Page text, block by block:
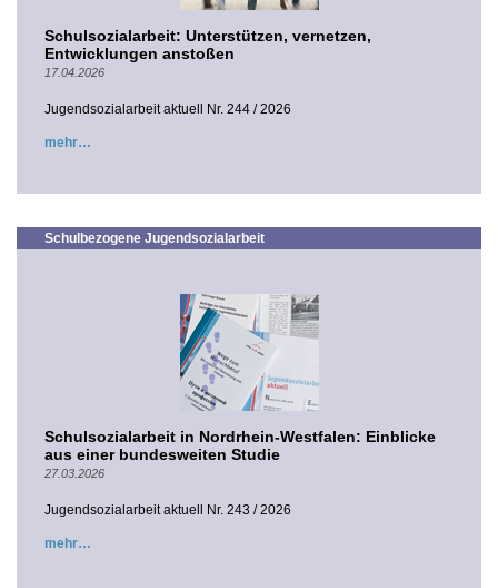
Schulsozialarbeit: Unterstützen, vernetzen,
Entwicklungen anstoßen
17.04.2026
Jugendsozialarbeit aktuell Nr. 244 / 2026
mehr
Schulbezogene Jugendsozialarbeit
Schulsozialarbeit in Nordrhein-Westfalen: Einblicke
aus einer bundesweiten Studie
27.03.2026
Jugendsozialarbeit aktuell Nr. 243 / 2026
mehr